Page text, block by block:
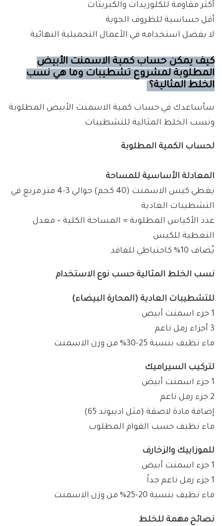
أكثر مقاومة للكلوريدات والكبريتات
أقل حساسية للظروف الجوية
لا يفضل استخدامه في الأعمال التجميلية النهائية
كيف يمكن حساب كمية الاسمنت الأبيض
المطلوبة لمشروع تشطيبات وما هي نسب
الخلط المثالية؟
سأساعدك في حساب كمية الاسمنت الأبيض المطلوبة
ونسب الخلط المثالية للتشطيبات
لحساب الكمية المطلوبة
المعادلة الأساسية للمساحة
يغطي كيس الاسمنت (40 كجم) حوالي 3-4 متر مربع في
التشطيبات العادية
عدد الأكياس المطلوبة = المساحة الكلية ÷ معدل
التغطية للكيس
يُضاف 10% كاحتياطي للفاقد
نسب الخلط المثالية حسب نوع الاستخدام
للتشطيبات العادية (المحارة البيضاء)
1 جزء اسمنت أبيض
3 أجزاء رمل ناعم
ماء نظيف بنسبة 25-30% من وزن الاسمنت
لتركيب السيراميك
1 جزء اسمنت أبيض
2 جزء رمل ناعم
إضافة مادة لاصقة (مثل اديبوند 65)
ماء نظيف حسب القوام المطلوب
للموزاييك والزخارف
1 جزء اسمنت أبيض
1 جزء رمل ناعم جداً
ماء نظيف بنسبة 20-25% من وزن الاسمنت
نصائح مهمة للخلط